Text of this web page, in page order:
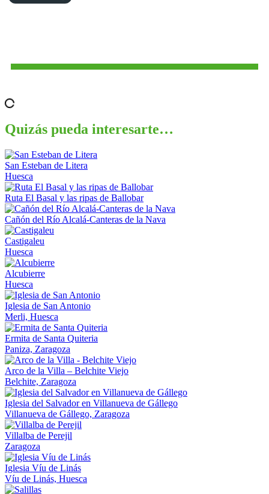
Quizás pueda interesarte…
San Esteban de Litera
Huesca
Ruta El Basal y las ripas de Ballobar
Cañón del Río Alcalá-Canteras de la Nava
Castigaleu
Huesca
Alcubierre
Huesca
Iglesia de San Antonio
Merli, Huesca
Ermita de Santa Quiteria
Paniza, Zaragoza
Arco de la Villa – Belchite Viejo
Belchite, Zaragoza
Iglesia del Salvador en Villanueva de Gállego
Villanueva de Gállego, Zaragoza
Villalba de Perejil
Zaragoza
Iglesia Víu de Linás
Víu de Linás, Huesca